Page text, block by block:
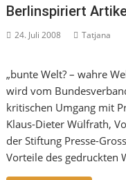
Berlinspiriert
24. Juli 2008 Tatjana
„bunte Welt? – wahre
wird vom
kritischen Umgang mit
Klaus-Dieter Wülfrath,
der Stiftung Presse-
Vorteile des gedruckten